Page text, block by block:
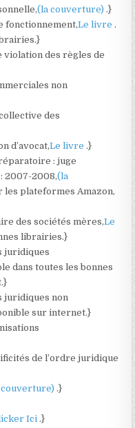
(la couverture).}
fonctionnement,Le livre.
violation des règles de
non
des
d’avocat,Le livre.}
: juge
2007-2008,(la
les plateformes Amazon,
des sociétés mères,Le
librairies.}
juridiques
dans toutes les bonnes
juridiques non
sur internet.}
de l’ordre juridique
couverture).}
Ici.}